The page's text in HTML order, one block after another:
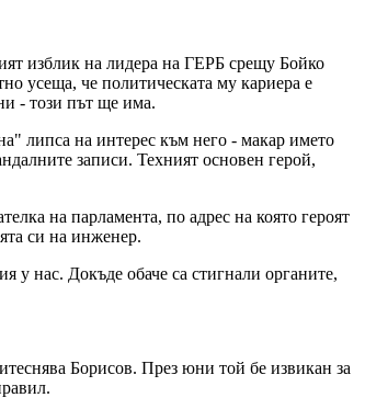
изблик на лидера на ГЕРБ срещу Бойко
усеща, че политическата му кариера е
- този път ще има.
липса на интерес към него - макар името
записи. Техният основен герой,
на парламента, по адрес на която героят
си на инженер.
у нас. Докъде обаче са стигнали органите,
Борисов. През юни той бе извикан за